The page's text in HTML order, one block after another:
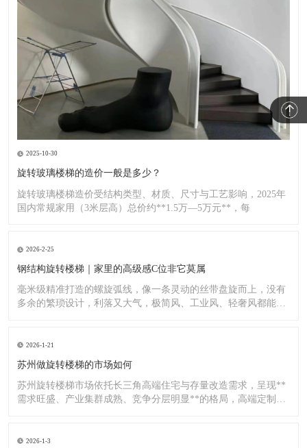
2025-10-30
旋转玻璃楼梯的造价一般是多少？
旋转玻璃楼梯造价受结构类型、材质、尺寸与工艺影响，2025年
国内常规家用（3米层高）总价约**1.5万—5万元**，每
2026-2-25
钢结构旋转楼梯｜家里的高级感C位非它莫属
毫米级精准打造的螺旋弧线，像一条灵动的丝带盘旋而上，没有
多余的繁琐设计，利落又大气，极简风、工业风、轻奢风都能完
2026-1-21
苏州做旋转楼梯的市场如何
苏州旋转楼梯市场依托长三角高端住宅与存量改造需求，呈现**
需求旺盛、产业集群成熟、竞争分层明显**的格局，高端定制与
2026-1-3